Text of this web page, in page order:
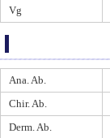
Vg
Ana. Ab.
Chir. Ab.
Derm. Ab.